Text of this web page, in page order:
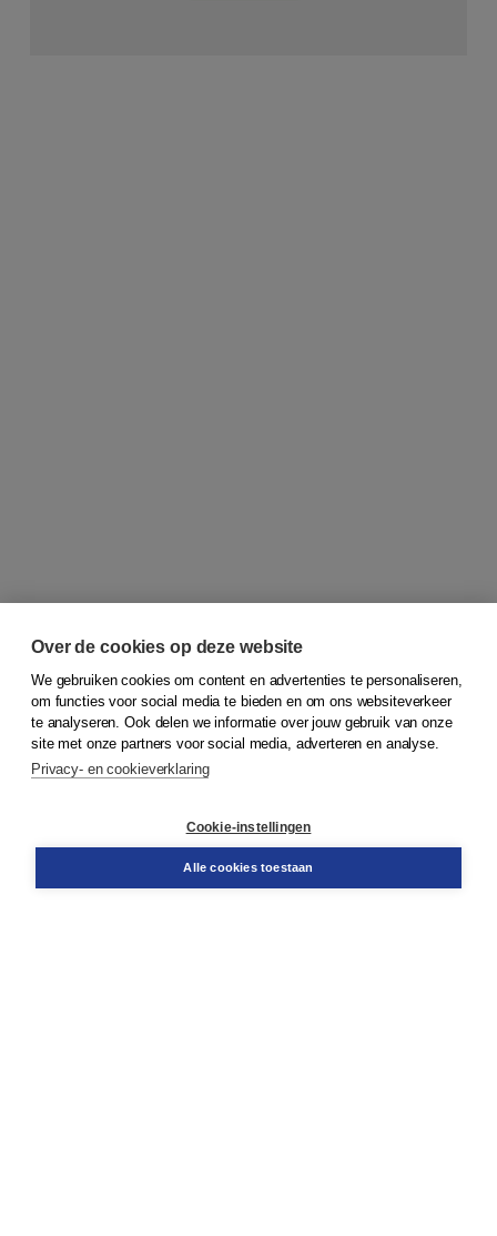
© 2026Koninklijke Boom uitgevers
Bestellen
Over de cookies op deze website
We gebruiken cookies om content en advertenties te personaliseren,
om functies voor social media te bieden en om ons websiteverkeer
te analyseren. Ook delen we informatie over jouw gebruik van onze
site met onze partners voor social media, adverteren en analyse.
Privacy- en cookieverklaring
Cookie-instellingen
Alle cookies toestaan